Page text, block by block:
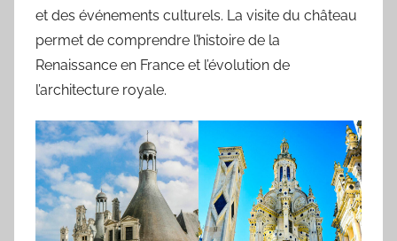
et des événements culturels. La visite du château
permet de comprendre l’histoire de la
Renaissance en France et l’évolution de
l’architecture royale.